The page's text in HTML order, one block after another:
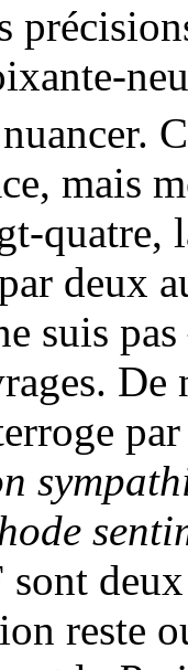
mais
quatre,
deux
suis
De
sont
reste